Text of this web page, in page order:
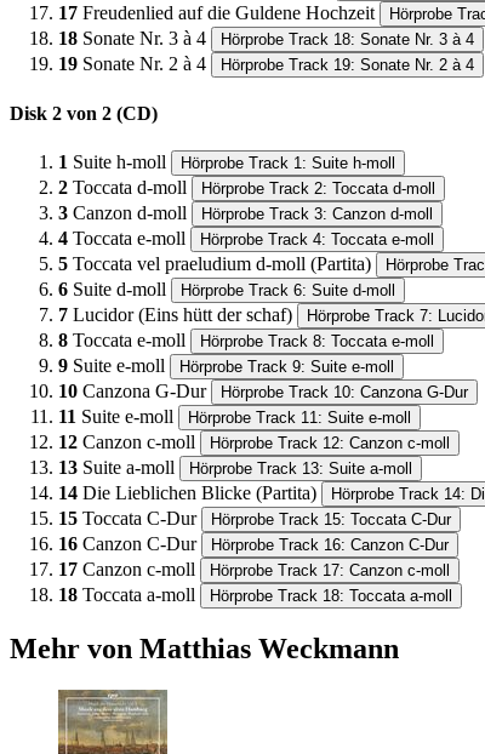
17 Freudenlied auf die Guldene Hochzeit Hörprobe
18 Sonate Nr. 3 à 4 Hörprobe Track 18: Sonate Nr. 3 à 4
19 Sonate Nr. 2 à 4 Hörprobe Track 19: Sonate Nr. 2 à 4
Disk 2 von 2 (CD)
1 Suite h-moll Hörprobe Track 1: Suite h-moll
2 Toccata d-moll Hörprobe Track 2: Toccata d-moll
3 Canzon d-moll Hörprobe Track 3: Canzon d-moll
4 Toccata e-moll Hörprobe Track 4: Toccata e-moll
5 Toccata vel praeludium d-moll (Partita) Hörprobe
6 Suite d-moll Hörprobe Track 6: Suite d-moll
7 Lucidor (Eins hütt der schaf) Hörprobe Track 7:
8 Toccata e-moll Hörprobe Track 8: Toccata e-moll
9 Suite e-moll Hörprobe Track 9: Suite e-moll
10 Canzona G-Dur Hörprobe Track 10: Canzona G-Dur
11 Suite e-moll Hörprobe Track 11: Suite e-moll
12 Canzon c-moll Hörprobe Track 12: Canzon c-moll
13 Suite a-moll Hörprobe Track 13: Suite a-moll
14 Die Lieblichen Blicke (Partita) Hörprobe Track 14:
15 Toccata C-Dur Hörprobe Track 15: Toccata C-Dur
16 Canzon C-Dur Hörprobe Track 16: Canzon C-Dur
17 Canzon c-moll Hörprobe Track 17: Canzon c-moll
18 Toccata a-moll Hörprobe Track 18: Toccata a-moll
Mehr von Matthias Weckmann